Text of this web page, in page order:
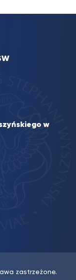
w
zastrzeżone.